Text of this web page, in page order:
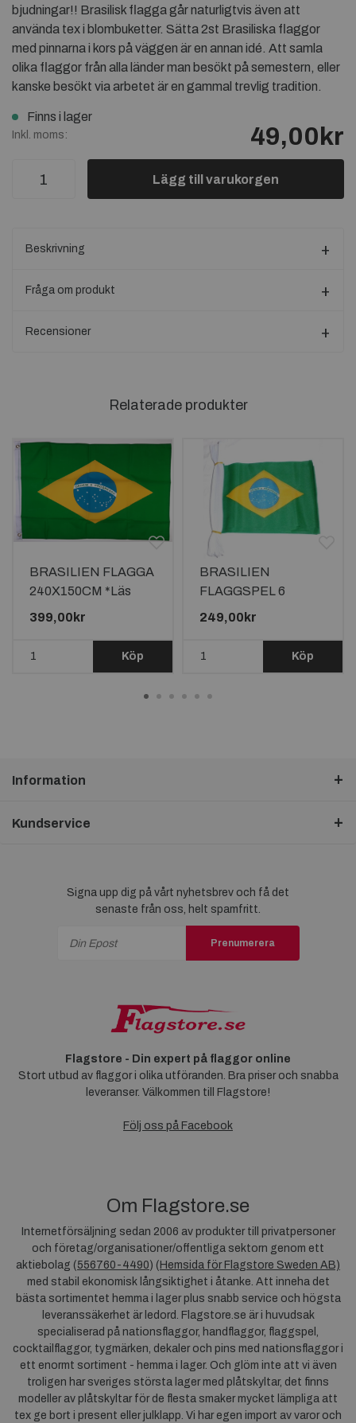
bjudningar!! Brasilisk flagga går naturligtvis även att
använda tex i blombuketter. Sätta 2st Brasiliska flaggor
med pinnarna i kors på väggen är en annan idé. Att samla
olika flaggor från alla länder man besökt på semestern, eller
kanske besökt via arbetet är en gammal trevlig tradition.
Finns i lager
Inkl. moms: 49,00kr
Lägg till varukorgen
Beskrivning
Fråga om produkt
Recensioner
Relaterade produkter
BRASILIEN FLAGGA
240X150CM *Läs
beskrivningen*
399,00kr
Köp
BRASILIEN
FLAGGSPEL 6
METER LÅNGT MED
249,00kr
Köp
Information
Kundservice
Signa upp dig på vårt nyhetsbrev och få det
senaste från oss, helt spamfritt.
Prenumerera
Flagstore - Din expert på flaggor online
Stort utbud av flaggor i olika utföranden. Bra priser och snabba
leveranser. Välkommen till Flagstore!
Följ oss på Facebook
Om Flagstore.se
Internetförsäljning sedan 2006 av produkter till privatpersoner
och företag/organisationer/offentliga sektorn genom ett
aktiebolag (556760-4490) ( Hemsida för Flagstore Sweden AB)
med stabil ekonomisk långsiktighet i åtanke. Att inneha det
bästa sortimentet hemma i lager plus snabb service och högsta
leveranssäkerhet är ledord. Flagstore.se är i huvudsak
specialiserad på nationsflaggor, handflaggor, flaggspel,
cocktailflaggor, tygmärken, dekaler och pins med nationsflaggor i
ett enormt sortiment - hemma i lager. Och glöm inte att vi även
troligen har sveriges största lager med plåtskyltar, det finns
modeller av plåtskyltar för de flesta smaker mycket lämpliga att
tex ge bort i present eller julklapp. Vi har egen import av varor och